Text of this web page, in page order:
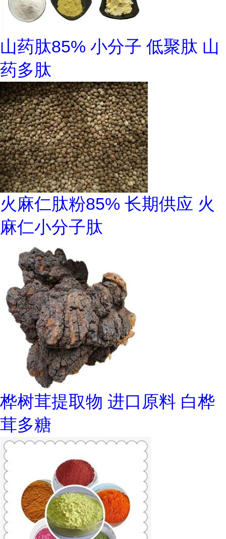
山药肽85% 小分子 低聚肽 山
药多肽
火麻仁肽粉85% 长期供应 火
麻仁小分子肽
桦树茸提取物 进口原料 白桦
茸多糖